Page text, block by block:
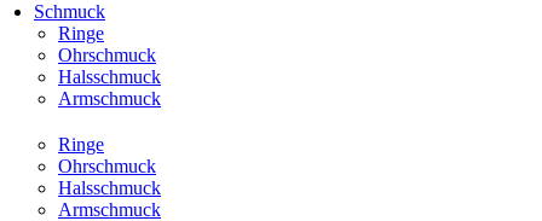
Schmuck
Ringe
Ohrschmuck
Halsschmuck
Armschmuck
Ringe
Ohrschmuck
Halsschmuck
Armschmuck